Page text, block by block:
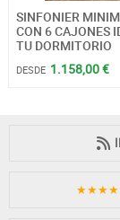
SINFONIER
CON 6 CAJONES
TU DORMITORIO
DESDE 1.158,00 €